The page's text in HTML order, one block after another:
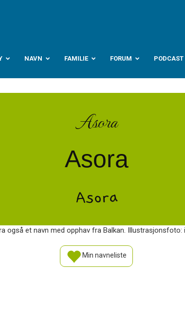
NAVN FAMILIE FORUM PODCAST
Asora
Asora
Asora
også et navn med opphav fra Balkan. Illustrasjonsfoto:
Min navneliste